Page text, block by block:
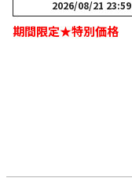
2026/08/21 23:59
期間限定★特別価格